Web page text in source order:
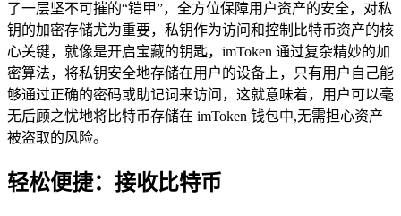
了一层坚不可摧的“铠甲”，全方位保障用户资产的安全，对私
钥的加密存储尤为重要，私钥作为访问和控制比特币资产的核
心关键，就像是开启宝藏的钥匙，imToken 通过复杂精妙的加
密算法，将私钥安全地存储在用户的设备上，只有用户自己能
够通过正确的密码或助记词来访问，这就意味着，用户可以毫
无后顾之忧地将比特币存储在 imToken 钱包中,无需担心资产
被盗取的风险。
轻松便捷：接收比特币